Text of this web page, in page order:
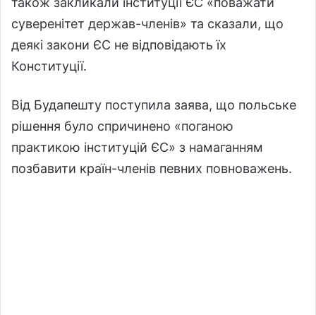
суверенітет держав-членів» та сказали, що
деякі закони ЄС не відповідають їх
Конституції.
Від Будапешту поступила заява, що польське
рішення було спричинено «поганою
практикою інституцій ЄС» з намаганням
позбавити країн-членів певних повноважень.